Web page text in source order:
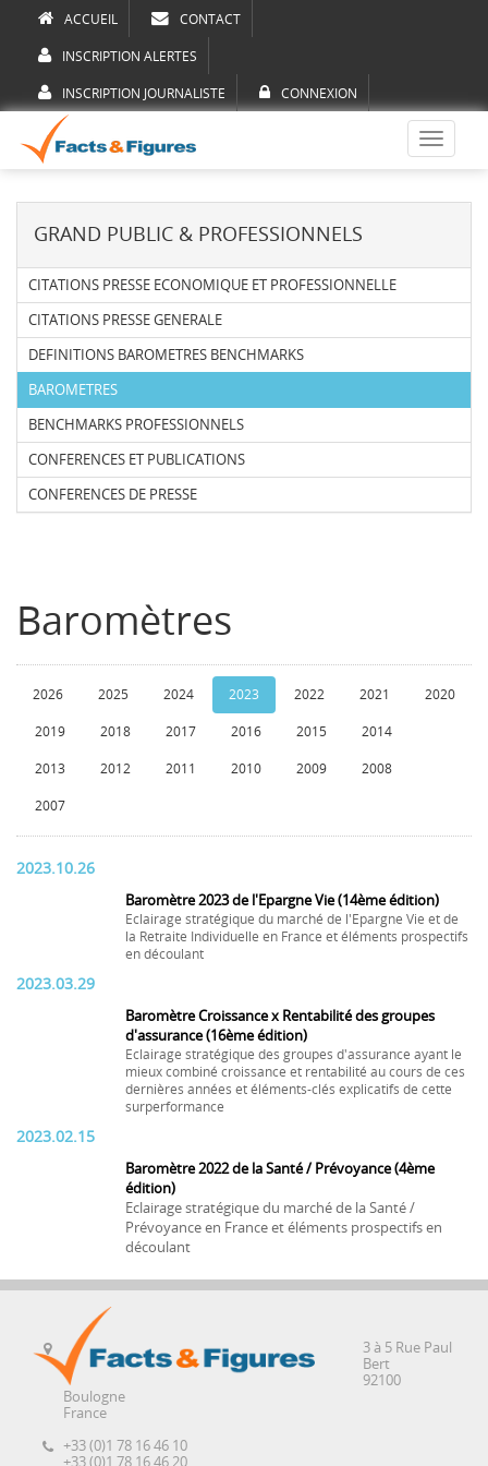
ACCUEIL CONTACT
INSCRIPTION ALERTES
INSCRIPTION JOURNALISTE CONNEXION
Toggle
GRAND PUBLIC & PROFESSIONNELS
CITATIONS PRESSE ECONOMIQUE ET PROFESSIONNELLE
CITATIONS PRESSE GENERALE
DEFINITIONS BAROMETRES BENCHMARKS
BAROMETRES
BENCHMARKS PROFESSIONNELS
CONFERENCES ET PUBLICATIONS
CONFERENCES DE PRESSE
Baromètres
2026 2025 2024 2023 2022 2021 2020
2019 2018 2017 2016 2015 2014
2013 2012 2011 2010 2009 2008
2007
2023.10.26
Baromètre 2023 de l'Epargne Vie (14ème édition)
Eclairage stratégique du marché de l'Epargne Vie et de
la Retraite Individuelle en France et éléments prospectifs
en découlant
2023.03.29
Baromètre Croissance x Rentabilité des groupes
d'assurance (16ème édition)
Eclairage stratégique des groupes d'assurance ayant le
mieux combiné croissance et rentabilité au cours de ces
dernières années et éléments-clés explicatifs de cette
surperformance
2023.02.15
Baromètre 2022 de la Santé / Prévoyance (4ème
édition)
Eclairage stratégique du marché de la Santé /
Prévoyance en France et éléments prospectifs en
découlant
3 à 5 Rue Paul
Bert
92100
Boulogne
France
+33 (0)1 78 16 46 10
+33 (0)1 78 16 46 20